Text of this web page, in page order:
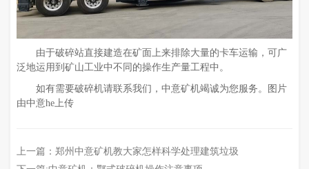
由于破碎站直接建造在矿面上来排除大量的卡车运输，可广
泛地运用到矿山工业中不同的操作生产量工程中。
如有需要破碎机请联系我们，中意矿机竭诚为您服务。图片
由中意he上传
上一篇：郑州中意矿机教大家怎样科学处理建筑垃圾